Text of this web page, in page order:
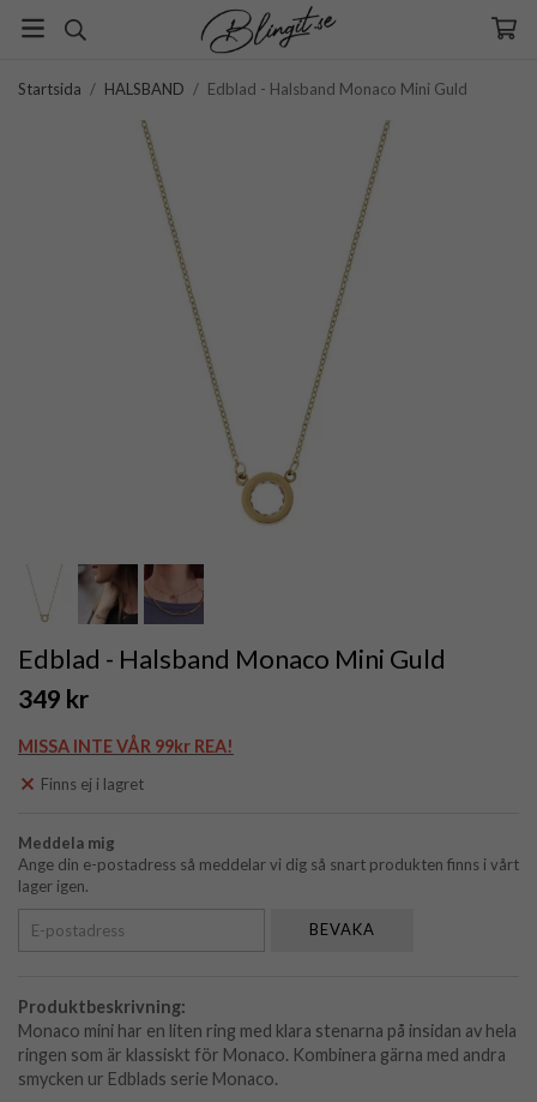
Startsida / HALSBAND / Edblad - Halsband Monaco Mini Guld
Edblad - Halsband Monaco Mini Guld
349 kr
MISSA INTE VÅR 99kr REA!
Finns ej i lagret
Meddela mig
Ange din e-postadress så meddelar vi dig så snart produkten finns i vårt
lager igen.
BEVAKA
Produktbeskrivning:
Monaco mini har en liten ring med klara stenarna på insidan av hela
ringen som är klassiskt för Monaco. Kombinera gärna med andra
smycken ur Edblads serie Monaco.